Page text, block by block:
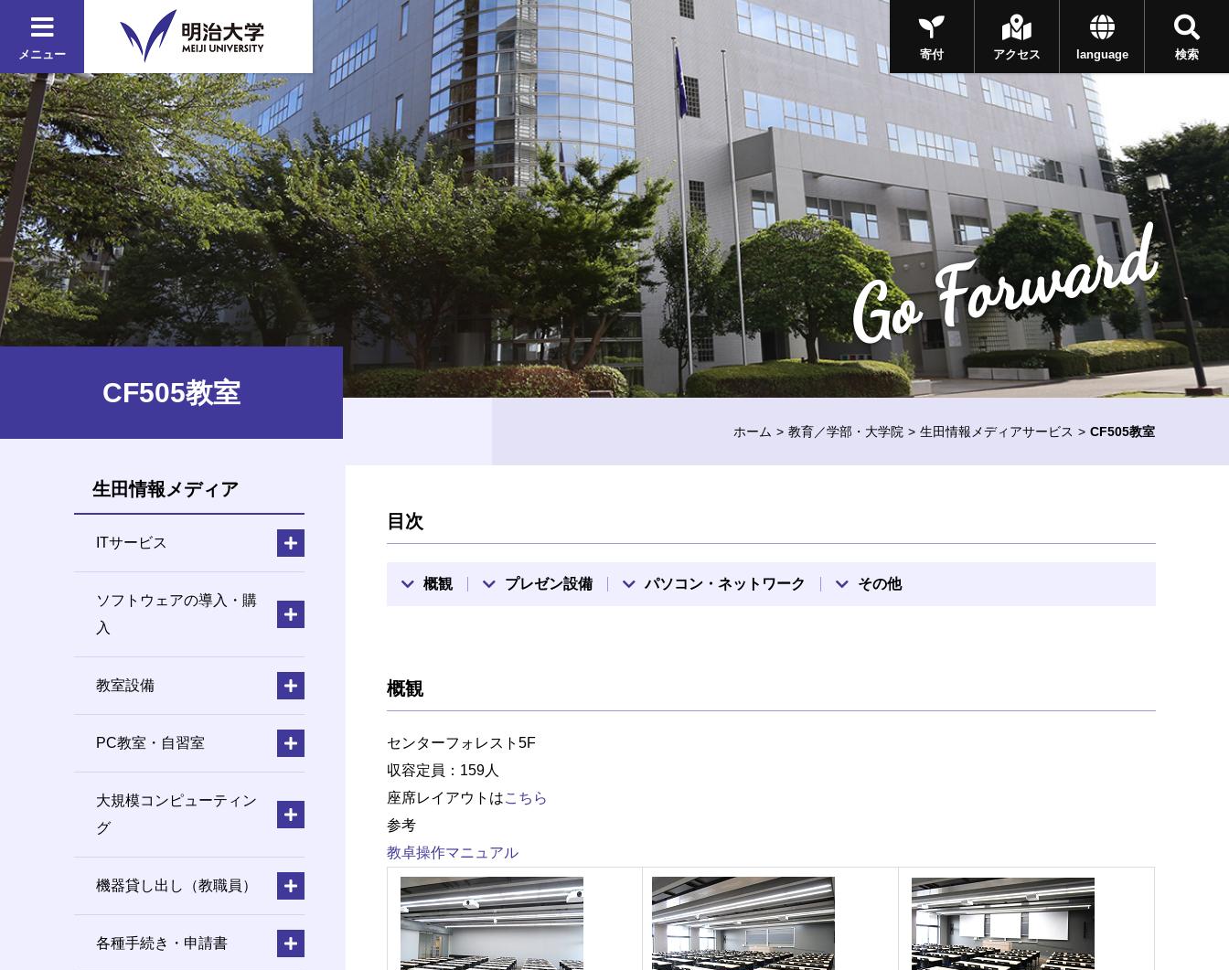
メニュー 検索
language
アクセス
寄付
Go Forward
CF505教室
ホーム 教育／学部・大学院 生田情報メディアサービス CF505教室
目次
概観 プレゼン設備 パソコン・ネットワーク その他
概観
センターフォレスト5F
収容定員：159人
座席レイアウトはこちら
参考
教卓操作マニュアル
生田情報メディア
ITサービス
ソフトウェアの導入・購
入
教室設備
PC教室・自習室
大規模コンピューティン
グ
機器貸し出し（教職員）
各種手続き・申請書